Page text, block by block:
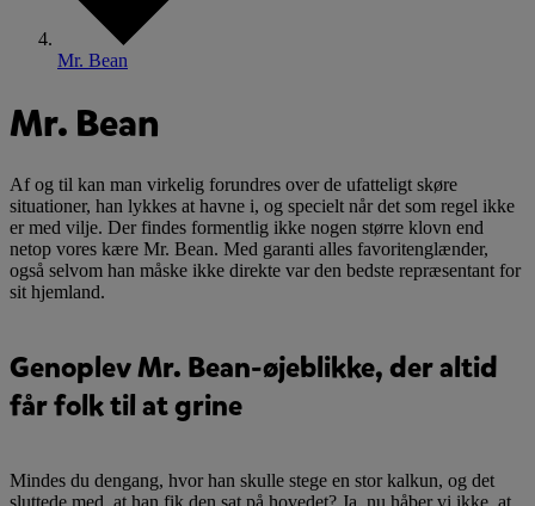
Mr. Bean
Mr. Bean
Af og til kan man virkelig forundres over de ufatteligt skøre
situationer, han lykkes at havne i, og specielt når det som regel ikke
er med vilje. Der findes formentlig ikke nogen større klovn end
netop vores kære Mr. Bean. Med garanti alles favoritenglænder,
også selvom han måske ikke direkte var den bedste repræsentant for
sit hjemland.
Genoplev Mr. Bean-øjeblikke, der altid
får folk til at grine
Mindes du dengang, hvor han skulle stege en stor kalkun, og det
sluttede med, at han fik den sat på hovedet? Ja, nu håber vi ikke, at